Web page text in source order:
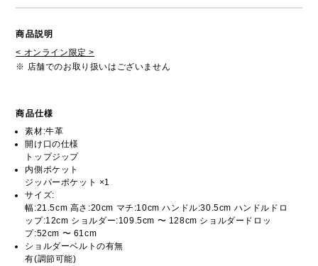
商品説明
< オンライン限定 >
※ 店舗でのお取り扱いはございません
商品仕様
素材:牛革
開け口の仕様
トップジップ
内側ポケット
ジッパーポケット ×1
サイズ:
幅:21.5cm 高さ:20cm マチ:10cm ハンドル:30.5cm ハンドルドロ
ップ:12cm ショルダー:109.5cm 〜 128cm ショルダードロッ
プ:52cm 〜 61cm
ショルダーベルトの有無
有(調節可能)